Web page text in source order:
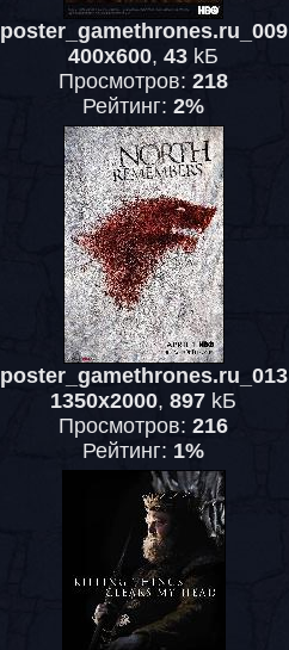
poster_gamethrones.ru_009
400x600, 43 kБ
Просмотров: 218
Рейтинг: 2%
poster_gamethrones.ru_013
1350x2000, 897 kБ
Просмотров: 216
Рейтинг: 1%